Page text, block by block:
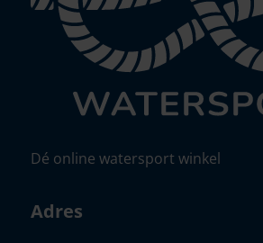
Dé online watersport winkel
Adres